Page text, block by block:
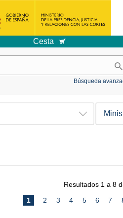
Cesta
Búsqueda
Resultados 1 a 8
1 2 3 4 5 6 7